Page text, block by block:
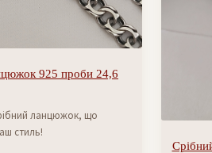
925 проби 24,6
ланцюжок, що
стиль!